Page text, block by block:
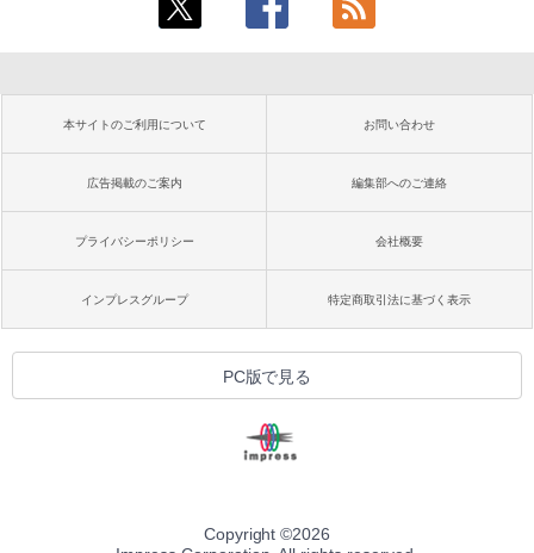
本サイトのご利用について お問い合わせ
広告掲載のご案内 編集部へのご連絡
プライバシーポリシー 会社概要
インプレスグループ 特定商取引法に基づく表示
PC版で見る
Copyright ©2026